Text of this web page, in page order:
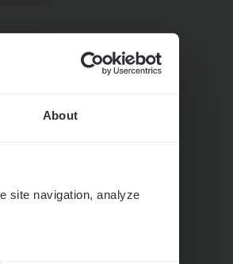
About
site navigation, analyze